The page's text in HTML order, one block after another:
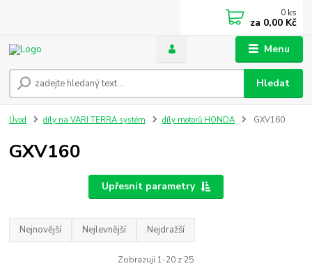
Menu
Hledat
0 ks
za 0,00 Kč
Úvod díly na VARI TERRA systém díly motorů HONDA GXV160
GXV160
Upřesnit parametry
Nejnovější Nejlevnější Nejdražší
Zobrazuji 1-20 z 25